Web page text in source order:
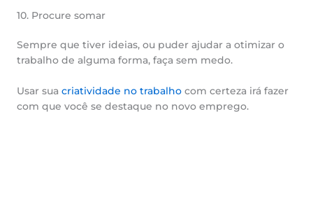
10. Procure somar
Sempre que tiver ideias, ou puder ajudar a otimizar o
trabalho de alguma forma, faça sem medo.
Usar sua criatividade no trabalho com certeza irá fazer
com que você se destaque no novo emprego.